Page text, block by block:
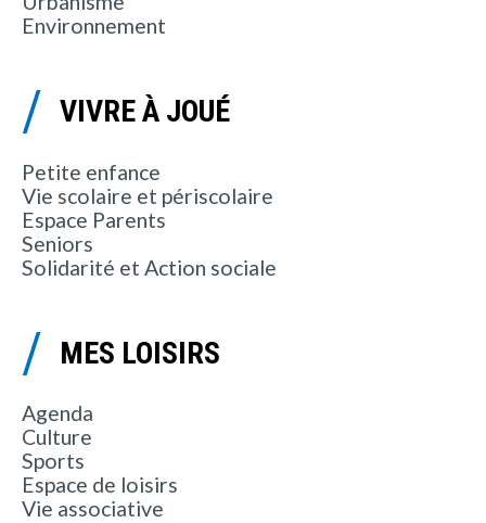
Environnement
VIVRE À JOUÉ
Petite enfance
Vie scolaire et périscolaire
Espace Parents
Seniors
Solidarité et Action sociale
MES LOISIRS
Agenda
Culture
Sports
Espace de loisirs
Vie associative